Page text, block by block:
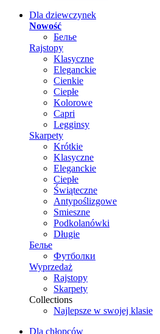
Dla dziewczynek
Nowość
Белье
Rajstopy
Klasyczne
Eleganckie
Cienkie
Ciepłe
Kolorowe
Capri
Legginsy
Skarpety
Krótkie
Klasyczne
Eleganckie
Ciepłe
Świąteczne
Antypoślizgowe
Smieszne
Podkolanówki
Długie
Белье
Футболки
Wyprzedaż
Rajstopy
Skarpety
Collections
Najlepsze w swojej klasie
Dla chłopców